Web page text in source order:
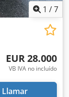
1 /7
EUR 28.000
VB IVA no incluído
Llamar